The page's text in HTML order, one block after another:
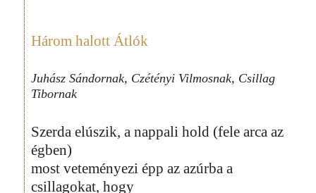
Három halott Átlók
Juhász Sándornak, Czétényi Vilmosnak, Csillag
Tibornak
Szerda elúszik, a nappali hold (fele arca az
égben)
most veteményezi épp az azúrba a
csillagokat, hogy